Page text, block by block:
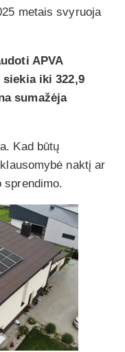
metais svyruoja
APVA
iki 322,9
sumažėja
Kad būtų
naktį ar
sprendimo.